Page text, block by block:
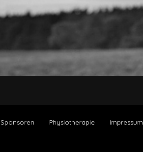
Sponsoren Physiotherapie Impressum